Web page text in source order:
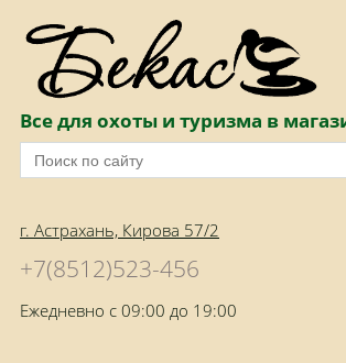
Все для охоты и туризма в
г. Астрахань, Кирова 57/2
+7(8512)523-456
Ежедневно с 09:00 до 19:00